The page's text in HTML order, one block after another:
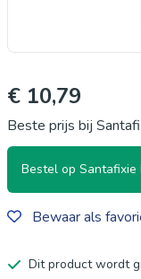
€ 10,79
Beste prijs bij
Bestel op Santafixie
Bewaar als
Dit product wordt